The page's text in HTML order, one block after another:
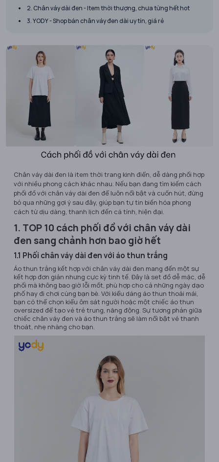
2. Chân váy dài đen - Item thời thượng, chưa từng hết hot
3. YODY - Shop bán chân váy đen dài uy tín, giá rẻ
​Chân váy dài đen là item thời trang kinh điển, dễ dàng phối hợp
với nhiều phong cách khác nhau. Nếu bạn đang tìm kiếm cách
phối đồ với chân váy dài đen để luôn nổi bật và cuốn hút, đừng
bỏ qua những gợi ý sau đây, giúp bạn tự tin biến hóa phong
cách từ dịu dàng, thanh lịch đến cá tính, hiện đại.
1. TOP 10 cách phối đồ với chân váy dài
đen sang chảnh hơn bao giờ hết
1.1 Phối chân váy dài đen với áo thun trắng
Áo thun trắng kết hợp với chân váy dài đen mang đến một sự
kết hợp đơn giản nhưng cực kỳ tinh tế. Đây là set đồ dễ mặc, dễ
phối mà không bao giờ lỗi mốt, phù hợp cho cả những ngày dạo
phố hay đi chơi cùng bạn bè. Với kiểu dáng áo thun thoải mái,
bạn có thể chọn kiểu ôm sát người hoặc một chiếc áo thun
oversized để tạo vẻ trẻ trung, năng động. Sự tương phản giữa
chiếc chân váy đen và áo thun trắng sẽ làm nổi bật vẻ thanh
thoát, nhẹ nhàng cho bạn.